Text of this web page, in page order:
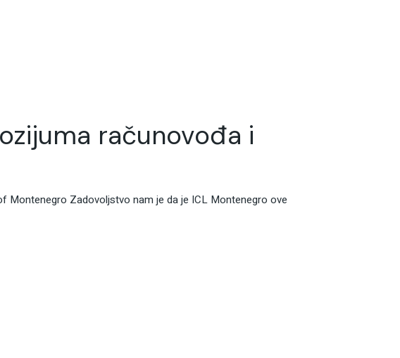
računovođa i
Montenegro Zadovoljstvo nam je da je ICL Montenegro ove